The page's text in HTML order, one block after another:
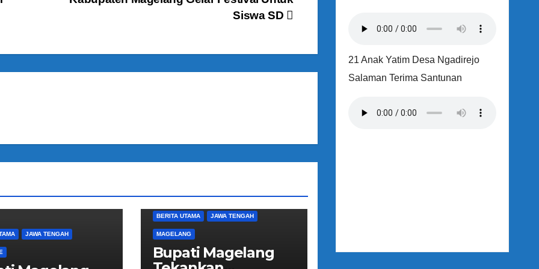
Siswa SD
JAWA TENGAH
BERITA UTAMA JAWA TENGAH
MAGELANG
Bupati Magelang
21 Anak Yatim Desa Ngadirejo
Salaman Terima Santunan